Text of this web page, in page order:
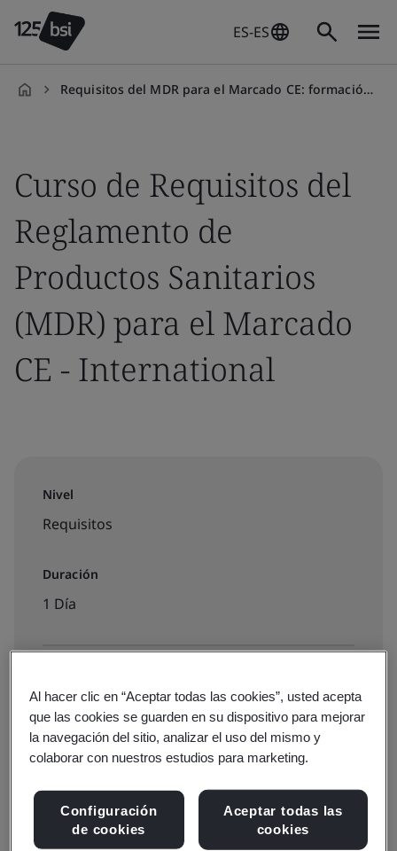
ES-ES
Requisitos del MDR para el Marcado CE: formación internacional
Curso de Requisitos del
Reglamento de
Productos Sanitarios
(MDR) para el Marcado
CE - International
Nivel
Requisitos
Duración
1 Día
Formación aula virtual
Consulte fechas, precios e inscríbase
Al hacer clic en “Aceptar todas las cookies”, usted acepta
que las cookies se guarden en su dispositivo para mejorar
la navegación del sitio, analizar el uso del mismo y
colaborar con nuestros estudios para marketing.
Configuración
de cookies
Aceptar todas las
cookies